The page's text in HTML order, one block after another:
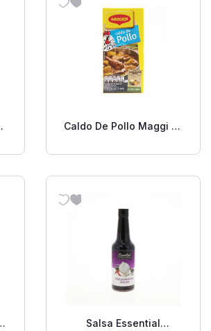
Caldo De Pollo Maggi 12
Salsa Essential